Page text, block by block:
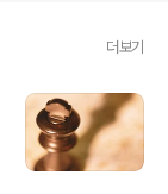
더보기